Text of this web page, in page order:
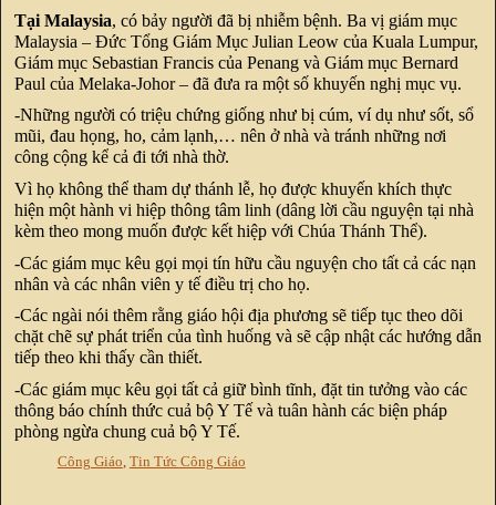
Tại Malaysia, có bảy người đã bị nhiễm bệnh. Ba vị giám mục
Malaysia – Đức Tổng Giám Mục Julian Leow của Kuala Lumpur,
Giám mục Sebastian Francis của Penang và Giám mục Bernard
Paul của Melaka-Johor – đã đưa ra một số khuyến nghị mục vụ.
-Những người có triệu chứng giống như bị cúm, ví dụ như sốt, sổ
mũi, đau họng, ho, cảm lạnh,… nên ở nhà và tránh những nơi
công cộng kể cả đi tới nhà thờ.
Vì họ không thể tham dự thánh lễ, họ được khuyến khích thực
hiện một hành vi hiệp thông tâm linh (dâng lời cầu nguyện tại nhà
kèm theo mong muốn được kết hiệp với Chúa Thánh Thể).
-Các giám mục kêu gọi mọi tín hữu cầu nguyện cho tất cả các nạn
nhân và các nhân viên y tế điều trị cho họ.
-Các ngài nói thêm rằng giáo hội địa phương sẽ tiếp tục theo dõi
chặt chẽ sự phát triển của tình huống và sẽ cập nhật các hướng dẫn
tiếp theo khi thấy cần thiết.
-Các giám mục kêu gọi tất cả giữ bình tĩnh, đặt tin tưởng vào các
thông báo chính thức cuả bộ Y Tế và tuân hành các biện pháp
phòng ngừa chung cuả bộ Y Tế.
Công Giáo, Tin Tức Công Giáo